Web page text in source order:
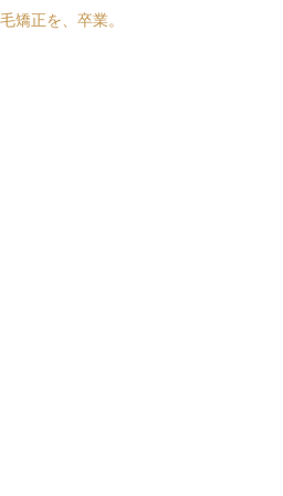
矯正を、卒業。